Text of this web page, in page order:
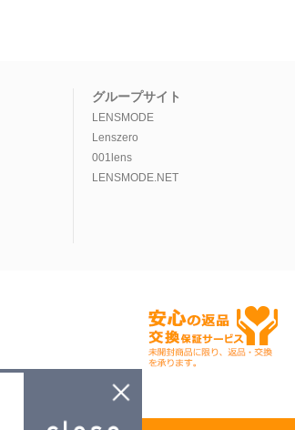
グループサイト
LENSMODE
Lenszero
001lens
LENSMODE.NET